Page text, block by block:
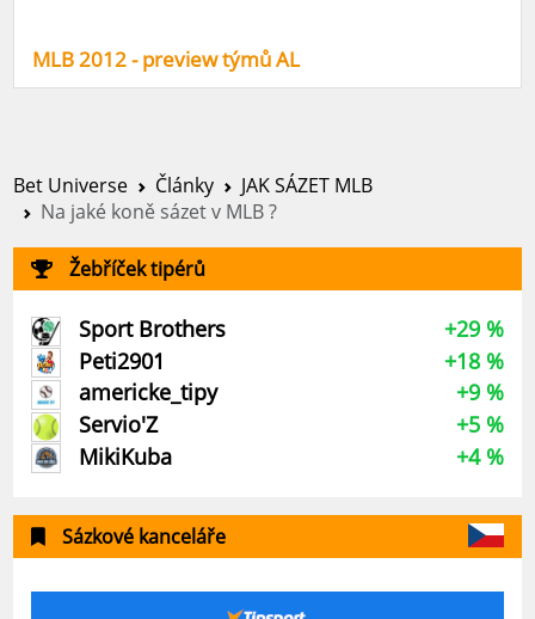
MLB 2012 - preview týmů AL
Bet Universe Články
JAK SÁZET MLB
Na jaké koně sázet v MLB ?
Žebříček tipérů
Sport Brothers
+29 %
Peti2901
+18 %
americke_tipy
+9 %
Servio'Z
+5 %
MikiKuba
+4 %
Sázkové kanceláře